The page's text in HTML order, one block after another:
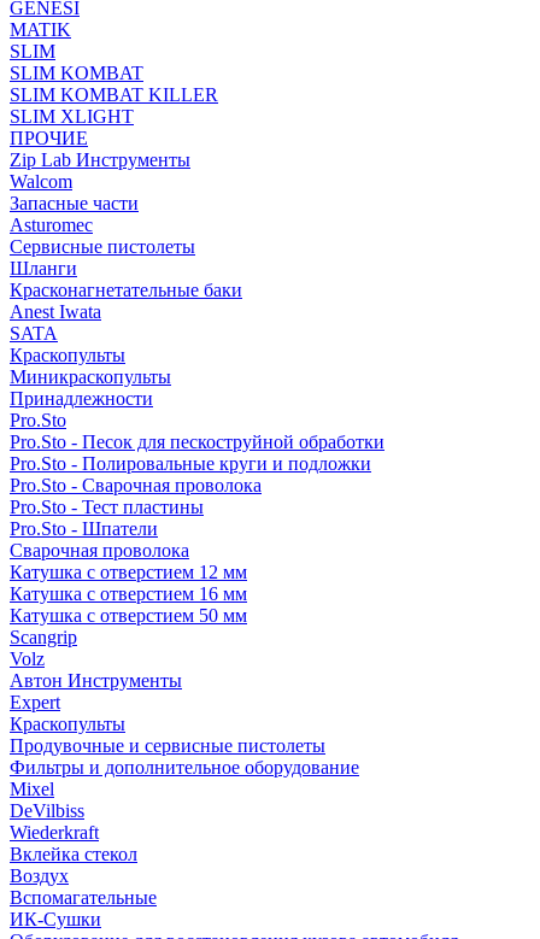
GENESI
MATIK
SLIM
SLIM KOMBAT
SLIM KOMBAT KILLER
SLIM XLIGHT
ПРОЧИЕ
Zip Lab Инструменты
Walсom
Запасные части
Asturomec
Сервисные пистолеты
Шланги
Красконагнетательные баки
Anest Iwata
SATA
Краскопульты
Миникраскопульты
Принадлежности
Pro.Sto
Pro.Sto - Песок для пескоструйной обработки
Pro.Sto - Полировальные круги и подложки
Pro.Sto - Сварочная проволока
Pro.Sto - Тест пластины
Pro.Sto - Шпатели
Сварочная проволока
Катушка с отверстием 12 мм
Катушка с отверстием 16 мм
Катушка с отверстием 50 мм
Scangrip
Volz
Автон Инструменты
Expert
Краскопульты
Продувочные и сервисные пистолеты
Фильтры и дополнительное оборудование
Mixel
DeVilbiss
Wiederkraft
Вклейка стекол
Воздух
Вспомагательные
ИК-Сушки